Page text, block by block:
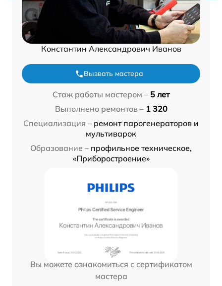
Константин Александрович Иванов
Вызвать мастера
Стаж работы мастером – 5 лет
Выполнено ремонтов – 1 320
Специализация – ремонт парогенераторов и
мультиварок
Образование – профильное техническое,
«Приборостроение»
Вы можете ознакомиться с сертификатом
мастера